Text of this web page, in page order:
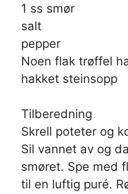
1 ss smør
salt
pepper
Noen flak trøffel
hakket steinsopp
Tilberedning
Skrell poteter og
Sil vannet av og
smøret. Spe med
til en luftig puré.